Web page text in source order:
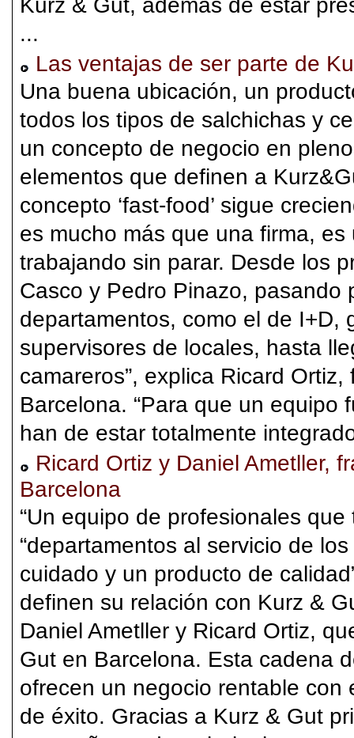
...
Las ventajas de ser parte de
Una buena ubicación, un
todos los tipos de salchichas y
un concepto de negocio en
elementos que definen a
concepto ‘fast-food’ sigue
es mucho más que una firma,
trabajando sin parar. Desde los
Casco y Pedro Pinazo, pasando
departamentos, como el de I+D,
supervisores de locales, hasta
camareros”, explica Ricard
Barcelona. “Para que un equipo
han de estar totalmente
Ricard Ortiz y Daniel Ametller,
Barcelona
“Un equipo de profesionales que
“departamentos al servicio de
cuidado y un producto de
definen su relación con Kurz &
Daniel Ametller y Ricard Ortiz,
Gut en Barcelona. Esta cadena
ofrecen un negocio rentable con
de éxito. Gracias a Kurz & Gut